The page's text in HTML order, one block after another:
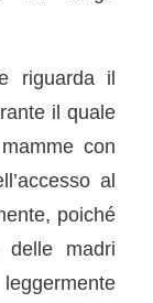
riguarda il
il quale
con
al
poiché
delle madri